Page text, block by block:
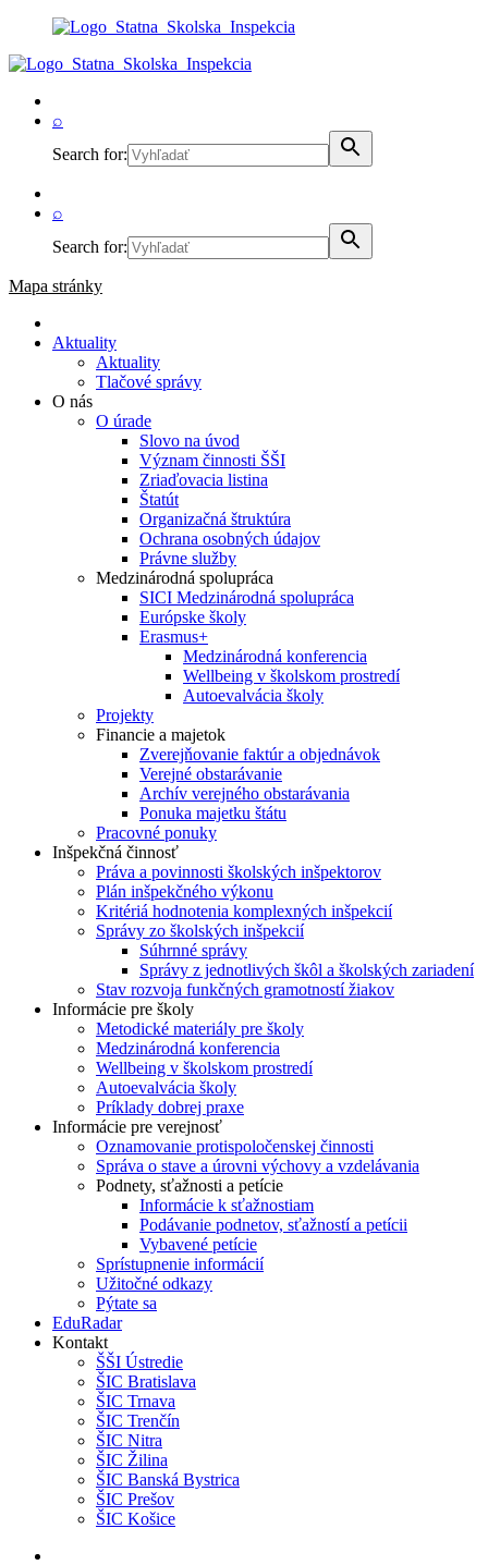
⌕
Search for:
⌕
Search for:
Mapa stránky
Aktuality
Aktuality
Tlačové správy
O nás
O úrade
Slovo na úvod
Význam činnosti ŠŠI
Zriaďovacia listina
Štatút
Organizačná štruktúra
Ochrana osobných údajov
Právne služby
Medzinárodná spolupráca
SICI Medzinárodná spolupráca
Európske školy
Erasmus+
Medzinárodná konferencia
Wellbeing v školskom prostredí
Autoevalvácia školy
Projekty
Financie a majetok
Zverejňovanie faktúr a objednávok
Verejné obstarávanie
Archív verejného obstarávania
Ponuka majetku štátu
Pracovné ponuky
Inšpekčná činnosť
Práva a povinnosti školských inšpektorov
Plán inšpekčného výkonu
Kritériá hodnotenia komplexných inšpekcií
Správy zo školských inšpekcií
Súhrnné správy
Správy z jednotlivých škôl a školských zariadení
Stav rozvoja funkčných gramotností žiakov
Informácie pre školy
Metodické materiály pre školy
Medzinárodná konferencia
Wellbeing v školskom prostredí
Autoevalvácia školy
Príklady dobrej praxe
Informácie pre verejnosť
Oznamovanie protispoločenskej činnosti
Správa o stave a úrovni výchovy a vzdelávania
Podnety, sťažnosti a petície
Informácie k sťažnostiam
Podávanie podnetov, sťažností a petícii
Vybavené petície
Sprístupnenie informácií
Užitočné odkazy
Pýtate sa
EduRadar
Kontakt
ŠŠI Ústredie
ŠIC Bratislava
ŠIC Trnava
ŠIC Trenčín
ŠIC Nitra
ŠIC Žilina
ŠIC Banská Bystrica
ŠIC Prešov
ŠIC Košice